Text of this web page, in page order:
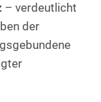
– verdeutlicht
der